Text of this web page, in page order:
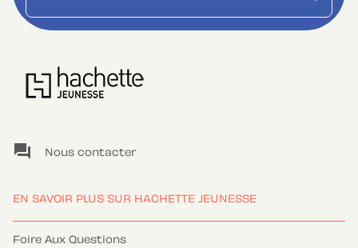
question_answer Nous contacter
EN SAVOIR PLUS SUR HACHETTE JEUNESSE
Foire Aux Questions